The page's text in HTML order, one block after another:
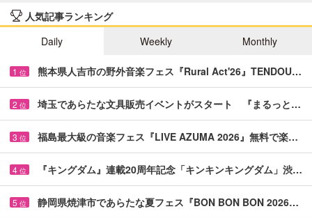
人気記事ランキング
Daily
Weekly Monthly
1 位 熊本県人吉市の野外音楽フェス『Rural Act'26』TENDOU…
2 位 埼玉であらたな文具販売イベントがスタート 『まるっと…
3 位 福島最大級の音楽フェス『LIVE AZUMA 2026』無料で楽…
4 位 『キングダム』連載20周年記念「キンキンキングダム」渋…
5 位 静岡県焼津市であらたな夏フェス『BON BON BON 2026…